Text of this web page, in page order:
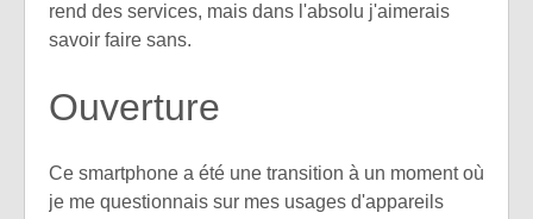
rend des services, mais dans l'absolu j'aimerais
savoir faire sans.
Ouverture
Ce smartphone a été une transition à un moment où
je me questionnais sur mes usages d'appareils